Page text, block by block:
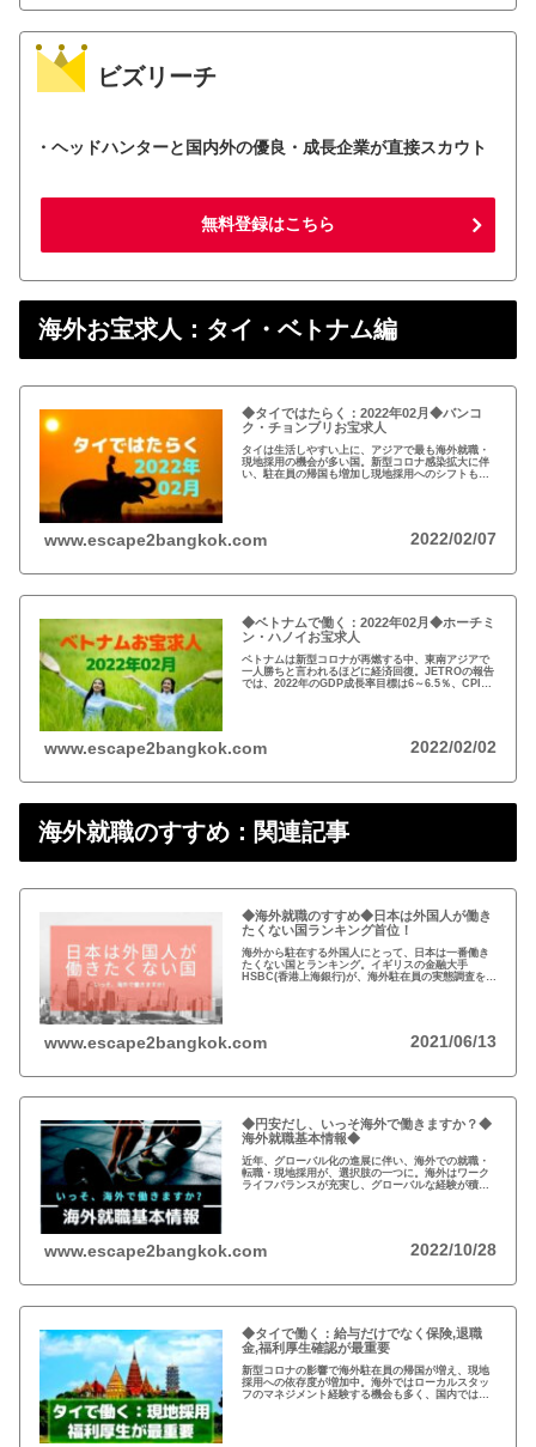
ビズリーチ
・ヘッドハンターと国内外の優良・成長企業が直接スカウト
無料登録はこちら
海外お宝求人：タイ・ベトナム編
◆タイではたらく：2022年02月◆バンコ
ク・チョンブリお宝求人
タイは生活しやすい上に、アジアで最も海外就職・
現地採用の機会が多い国。新型コロナ感染拡大に伴
い、駐在員の帰国も増加し現地採用へのシフトも加
www.escape2bangkok.com 2022/02/07
◆ベトナムで働く：2022年02月◆ホーチミ
ン・ハノイお宝求人
ベトナムは新型コロナが再燃する中、東南アジアで
一人勝ちと言われるほどに経済回復。JETROの報告
では、2022年のGDP成長率目標は6～6.5％、CPI上
www.escape2bangkok.com 2022/02/02
海外就職のすすめ：関連記事
◆海外就職のすすめ◆日本は外国人が働き
たくない国ランキング首位！
海外から駐在する外国人にとって、日本は一番働き
たくない国とランキング。イギリスの金融大手
HSBC(香港上海銀行)が、海外駐在員の実態調査を発
www.escape2bangkok.com 2021/06/13
◆円安だし、いっそ海外で働きますか？◆
海外就職基本情報◆
近年、グローバル化の進展に伴い、海外での就職・
転職・現地採用が、選択肢の一つに。海外はワーク
ライフバランスが充実し、グローバルな経験が積め
www.escape2bangkok.com 2022/10/28
◆タイで働く：給与だけでなく保険,退職
金,福利厚生確認が最重要
新型コロナの影響で海外駐在員の帰国が増え、現地
採用への依存度が増加中。海外ではローカルスタッ
フのマネジメント経験する機会も多く、国内ではで